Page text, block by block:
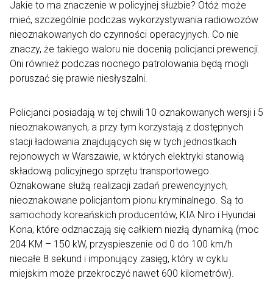
Jakie to ma znaczenie w policyjnej służbie? Otóż może
mieć, szczególnie podczas wykorzystywania radiowozów
nieoznakowanych do czynności operacyjnych. Co nie
znaczy, że takiego waloru nie docenią policjanci prewencji.
Oni również podczas nocnego patrolowania będą mogli
poruszać się prawie niesłyszalni.
Policjanci posiadają w tej chwili 10 oznakowanych wersji i 5
nieoznakowanych, a przy tym korzystają z dostępnych
stacji ładowania znajdujących się w tych jednostkach
rejonowych w Warszawie, w których elektryki stanowią
składową policyjnego sprzętu transportowego.
Oznakowane służą realizacji zadań prewencyjnych,
nieoznakowane policjantom pionu kryminalnego. Są to
samochody koreańskich producentów, KIA Niro i Hyundai
Kona, które odznaczają się całkiem niezłą dynamiką (moc
204 KM – 150 kW, przyspieszenie od 0 do 100 km/h
niecałe 8 sekund i imponujący zasięg, który w cyklu
miejskim może przekroczyć nawet 600 kilometrów).